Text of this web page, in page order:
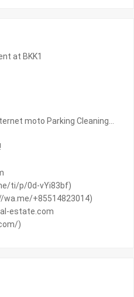
at BKK1
moto Parking Cleaning…
ti/p/0d-vYi83bf)
wa.me/+85514823014)
estate.com
)